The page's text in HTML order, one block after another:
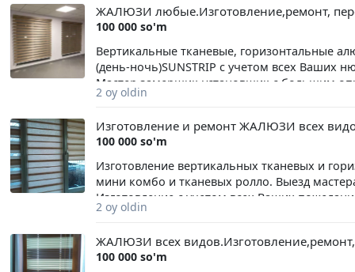
перечислением. Мастер по жалюзи
фотографиях.
ЖАЛЮЗИ любые.Изготовление,ремонт,
100 000 so'm
Вертикальные тканевые, горизонтальные
(день-ночь)SUNSTRIP с учетом всех Ваших
Мастер замерщик-установщик с большим
также ремонт карнизов любых жалюзи и
фото.
2 oy oldin
Изготовление и ремонт ЖАЛЮЗИ всех
100 000 so'm
Изготовление вертикальных тканевых и
мини комбо и тканевых ролло. Выезд
Изготовление с учетом всех Ваших
всех видов карнизов жалюзи, замену
работ.
2 oy oldin
ЖАЛЮЗИ всех
100 000 so'm